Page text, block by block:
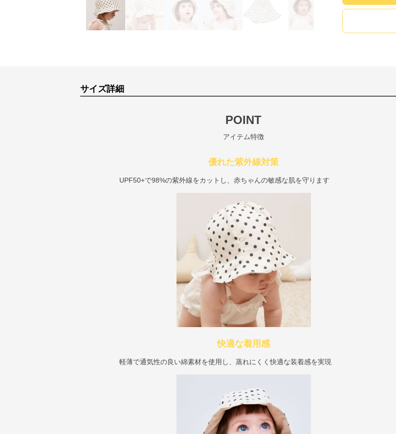
サイズ詳細
POINT
アイテム特徴
優れた紫外線対策
UPF50+で98%の紫外線をカットし、赤ちゃんの敏感な肌を守ります
快適な着用感
軽薄で通気性の良い綿素材を使用し、蒸れにくく快適な装着感を実現